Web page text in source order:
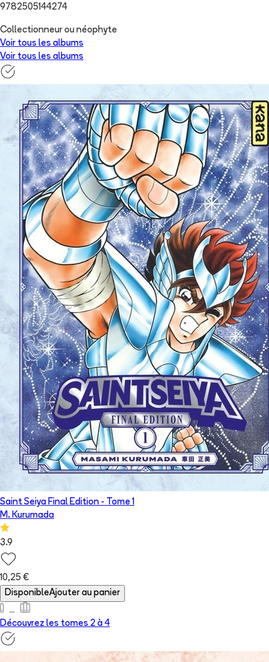
9782505144274
Collectionneur ou néophyte
Voir tous les albums
Voir tous les albums
Saint Seiya Final Edition - Tome1
M. Kurumada
3.9
10,25 €
DisponibleAjouter au panier
Découvrez les tomes 2 à 4